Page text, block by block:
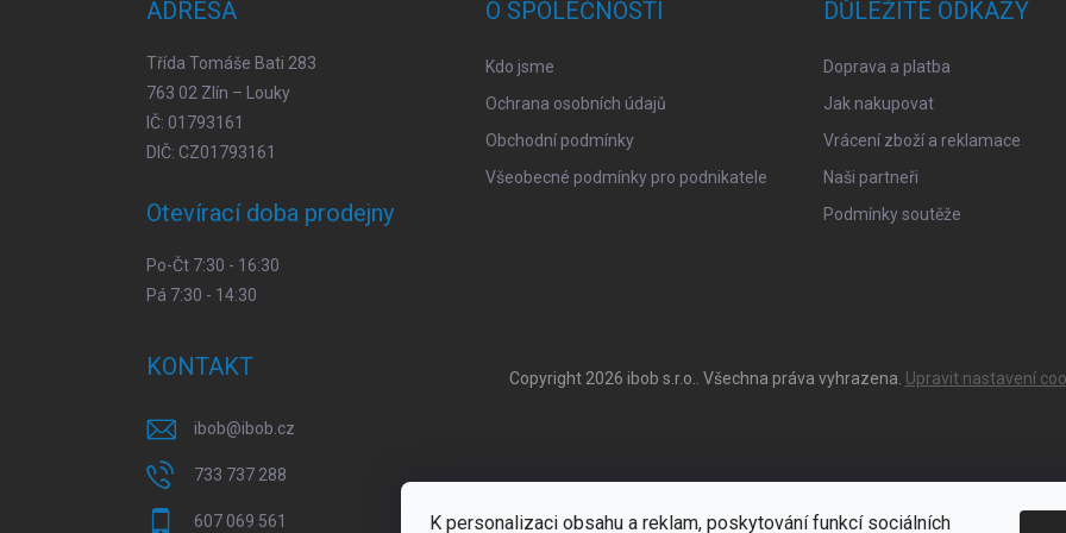
K personalizaci obsahu a reklam, poskytování funkcí sociálních
ADRESA
Třída Tomáše Bati 283
763 02 Zlín – Louky
IČ: 01793161
DIČ: CZ01793161
Otevírací doba prodejny
Po-Čt 7:30 - 16:30
Pá 7:30 - 14:30
O SPOLEČNOSTI
Kdo jsme
Ochrana osobních údajů
Obchodní podmínky
Všeobecné podmínky pro podnikatele
DŮLEŽITÉ ODKAZY
Doprava a platba
Jak nakupovat
Vrácení zboží a reklamace
Naši partneři
Podmínky soutěže
KONTAKT
ibob@ibob.cz
733 737 288
607 069 561
Copyright 2026 ibob s.r.o. . Všechna práva vyhrazena. Upravit nastavení